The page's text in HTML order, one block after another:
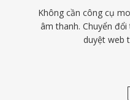
Không cần công cụ
âm thanh. Chuyển
duyệt web